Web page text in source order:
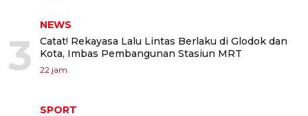
3
NEWS
Catat! Rekayasa Lalu Lintas Berlaku di Glodok dan
Kota, Imbas Pembangunan Stasiun MRT
22 jam
SPORT